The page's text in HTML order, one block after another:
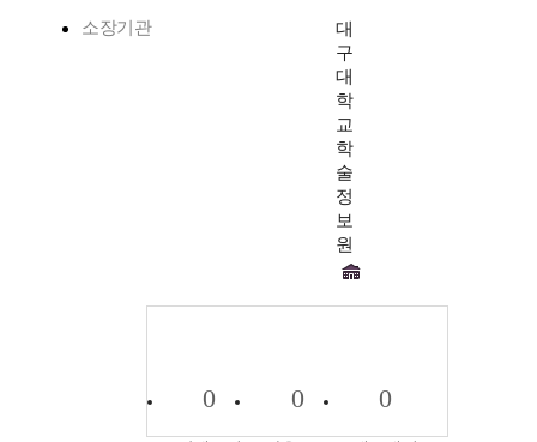
소장기관
대
구
대
학
교
학
술
정
보
원
0 0 0